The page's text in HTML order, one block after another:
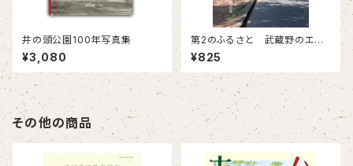
井の頭公園100年写真集
¥3,080
第2のふるさと 武蔵野のエコ
ランドスケープ70年 美しい緑
と美味しい水の保全
¥825
その他の商品